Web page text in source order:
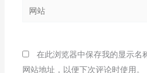
箱
网
在此浏览器中保存我的显示名
网站地址，以便下次评论时使用。